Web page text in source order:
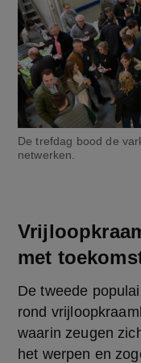
De trefdag bood de
netwerken.
met
De tweede
rond
waarin zeugen
het werpen en